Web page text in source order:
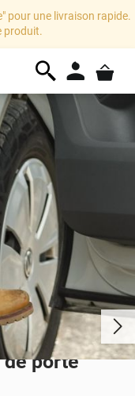
pour une livraison rapide.
produit.
porte